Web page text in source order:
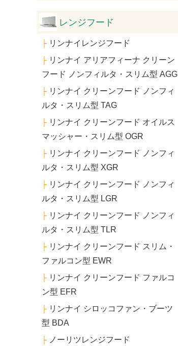
レンジフード
├ リンナイレンジフード
├ リンナイ アリアフィーナ クリーン
フード ノンフィルタ・スリム型 AGG
├ リンナイ クリーンフード ノンフィ
ルタ・スリム型 TAG
├ リンナイ クリーンフード オイルス
マッシャー・スリム型 OGR
├ リンナイ クリーンフード ノンフィ
ルタ・スリム型 XGR
├ リンナイ クリーンフード ノンフィ
ルタ・スリム型 LGR
├ リンナイ クリーンフード ノンフィ
ルタ・スリム型 TLR
├ リンナイ クリーンフード スリム・
ファルコン型 EWR
├ リンナイ クリーンフード ファルコ
ン型 EFR
├ リンナイ シロッコファン・ブーツ
型 BDA
├ ノーリツレンジフード